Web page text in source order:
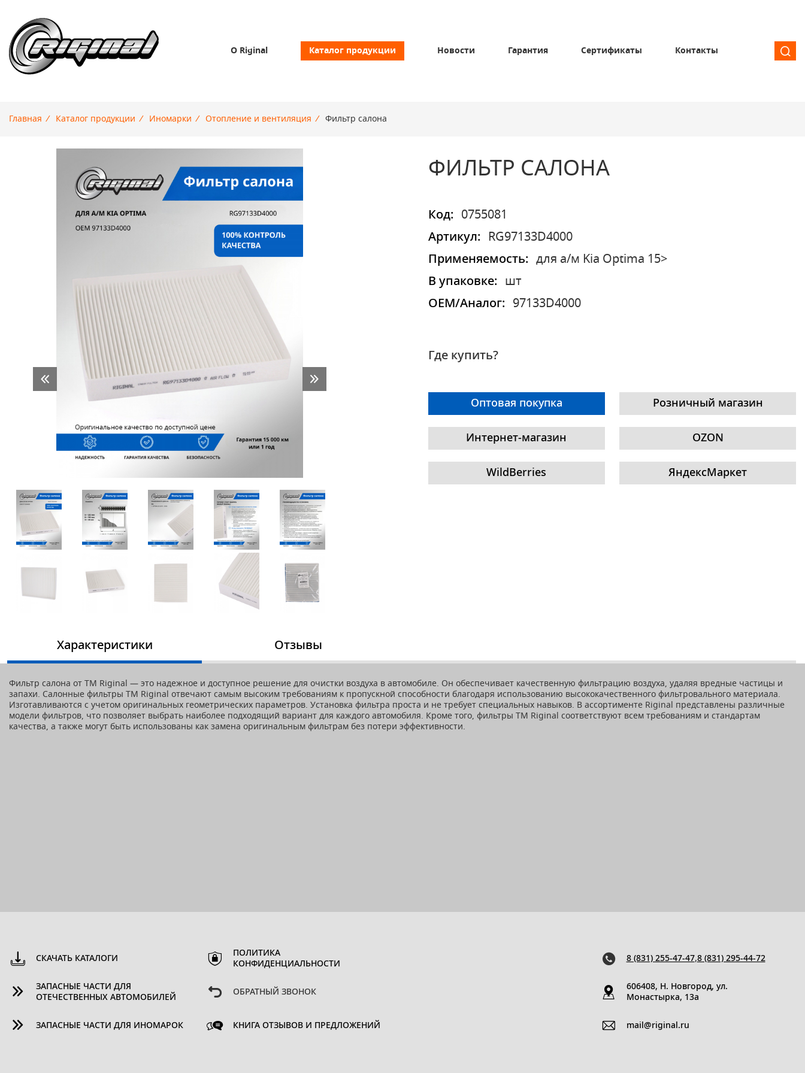
О Riginal Каталог продукции Новости Гарантия Сертификаты Контакты
Главная / Каталог продукции / Иномарки / Отопление и вентиляция / Фильтр салона
ФИЛЬТР САЛОНА
Код:
0755081
Артикул:
RG97133D4000
Применяемость:
для а/м Kia Optima 15>
В упаковке:
шт
OEM/Аналог:
97133D4000
Где купить?
Оптовая покупка Розничный магазин
Интернет-магазин OZON
WildBerries ЯндексМаркет
Характеристики
Фильтр салона от TM Riginal — это надежное и доступное решение для очистки воздуха в автомобиле. Он обеспечивает качественную фильтрацию воздуха, удаляя вредные частицы и
запахи. Салонные фильтры ТМ Riginal отвечают самым высоким требованиям к пропускной способности благодаря использованию высококачественного фильтровального материала.
Изготавливаются с учетом оригинальных геометрических параметров. Установка фильтра проста и не требует специальных навыков. В ассортименте Riginal представлены различные
модели фильтров, что позволяет выбрать наиболее подходящий вариант для каждого автомобиля. Кроме того, фильтры ТМ Riginal соответствуют всем требованиям и стандартам
качества, а также могут быть использованы как замена оригинальным фильтрам без потери эффективности.
Отзывы
СКАЧАТЬ КАТАЛОГИ
ЗАПАСНЫЕ ЧАСТИ ДЛЯ
ОТЕЧЕСТВЕННЫХ АВТОМОБИЛЕЙ
ЗАПАСНЫЕ ЧАСТИ ДЛЯ ИНОМАРОК
ПОЛИТИКА
КОНФИДЕНЦИАЛЬНОСТИ
ОБРАТНЫЙ ЗВОНОК
КНИГА ОТЗЫВОВ И ПРЕДЛОЖЕНИЙ
8 (831) 255-47-47,8 (831) 295-44-72
606408, Н. Новгород, ул.
Монастырка, 13a
mail@riginal.ru